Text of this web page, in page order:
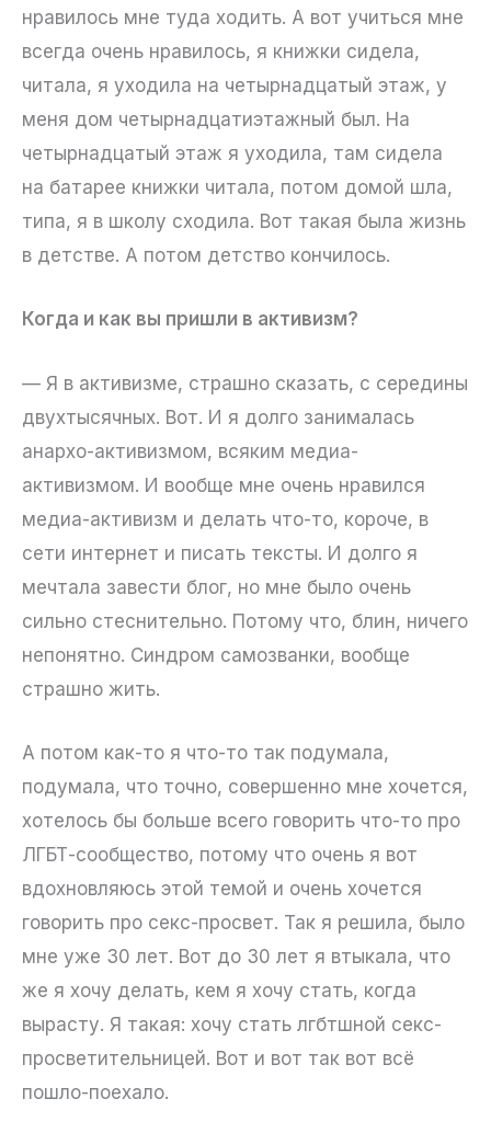
нравилось мне туда ходить. А вот учиться мне
всегда очень нравилось, я книжки сидела,
читала, я уходила на четырнадцатый этаж, у
меня дом четырнадцатиэтажный был. На
четырнадцатый этаж я уходила, там сидела
на батарее книжки читала, потом домой шла,
типа, я в школу сходила. Вот такая была жизнь
в детстве. А потом детство кончилось.
Когда и как вы пришли в активизм?
— Я в активизме, страшно сказать, с середины
двухтысячных. Вот. И я долго занималась
анархо-активизмом, всяким медиа-
активизмом. И вообще мне очень нравился
медиа-активизм и делать что-то, короче, в
сети интернет и писать тексты. И долго я
мечтала завести блог, но мне было очень
сильно стеснительно. Потому что, блин, ничего
непонятно. Синдром самозванки, вообще
страшно жить.
А потом как-то я что-то так подумала,
подумала, что точно, совершенно мне хочется,
хотелось бы больше всего говорить что-то про
ЛГБТ-сообщество, потому что очень я вот
вдохновляюсь этой темой и очень хочется
говорить про секс-просвет. Так я решила, было
мне уже 30 лет. Вот до 30 лет я втыкала, что
же я хочу делать, кем я хочу стать, когда
вырасту. Я такая: хочу стать лгбтшной секс-
просветительницей. Вот и вот так вот всё
пошло-поехало.